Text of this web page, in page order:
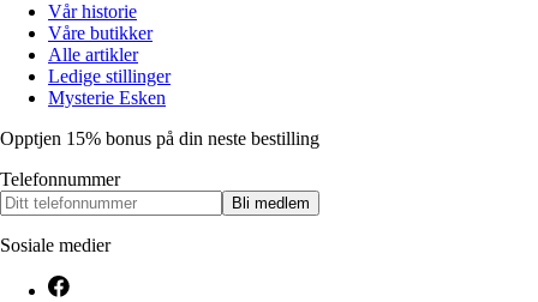
Vår historie
Våre butikker
Alle artikler
Ledige stillinger
Mysterie Esken
Opptjen 15% bonus på din neste bestilling
Telefonnummer
Bli medlem
Sosiale medier